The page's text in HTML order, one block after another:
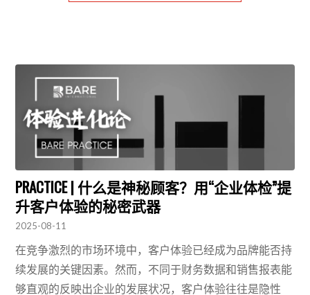
PRACTICE | 什么是神秘顾客？用“企业体检”提
升客户体验的秘密武器
2025-08-11
在竞争激烈的市场环境中，客户体验已经成为品牌能否持
续发展的关键因素。然而，不同于财务数据和销售报表能
够直观的反映出企业的发展状况，客户体验往往是隐性